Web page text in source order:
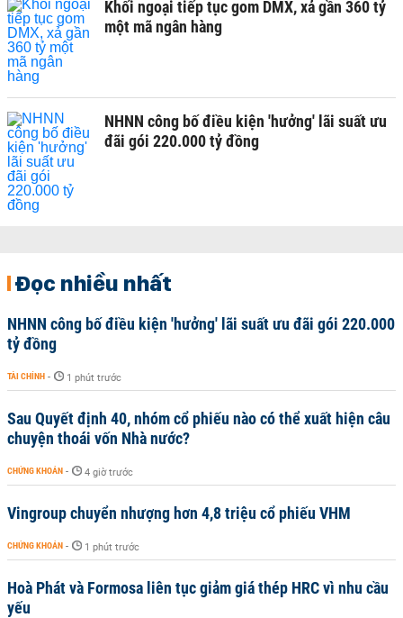
Khối ngoại tiếp tục gom DMX, xả gần 360 tỷ
một mã ngân hàng
NHNN công bố điều kiện 'hưởng' lãi suất ưu
đãi gói 220.000 tỷ đồng
Đọc nhiều nhất
NHNN công bố điều kiện 'hưởng' lãi suất ưu đãi gói 220.000
tỷ đồng
TÀI CHÍNH - 1 phút trước
Sau Quyết định 40, nhóm cổ phiếu nào có thể xuất hiện câu
chuyện thoái vốn Nhà nước?
CHỨNG KHOÁN - 4 giờ trước
Vingroup chuyển nhượng hơn 4,8 triệu cổ phiếu VHM
CHỨNG KHOÁN - 1 phút trước
Hoà Phát và Formosa liên tục giảm giá thép HRC vì nhu cầu
yếu